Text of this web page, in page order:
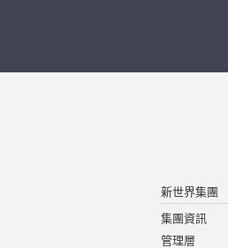
新世界集團
集團資訊
管理層